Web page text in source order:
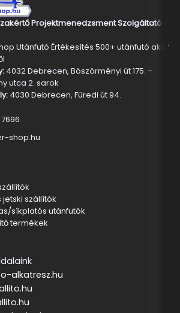
Projektmenedzsment Szolgáltató
Utánfutó Értékesítés 500+ utánfutó akár
4032 Debrecen, Böszörményi út 175. –
utca 2. sarok
4030 Debrecen, Füredi út 94.
shop.hu
szállítók
síkplatós utánfutók
termékek
alkatresz.hu